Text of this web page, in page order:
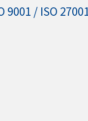
/ ISO